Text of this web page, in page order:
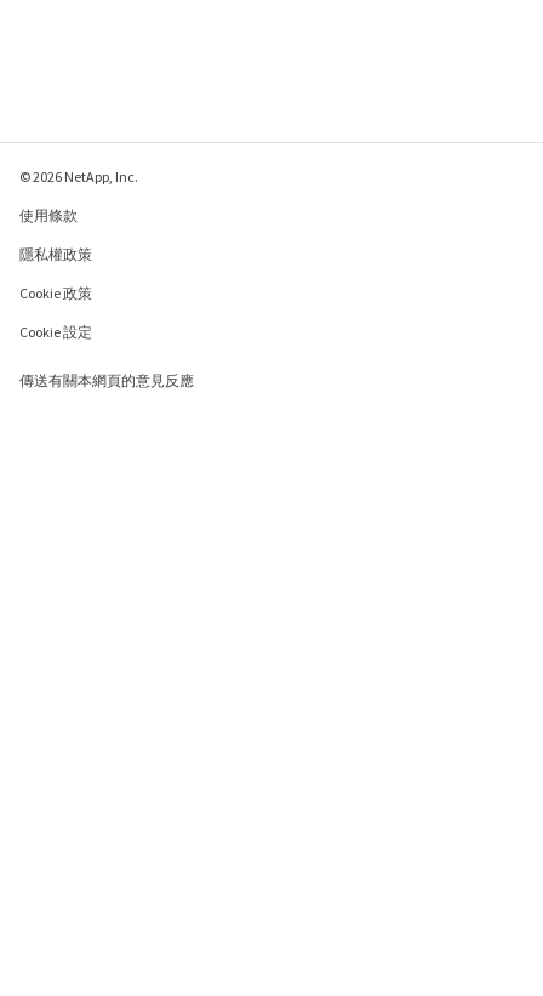
© 2026 NetApp, Inc.
使用條款
隱私權政策
Cookie 政策
Cookie 設定
傳送有關本網頁的意見反應